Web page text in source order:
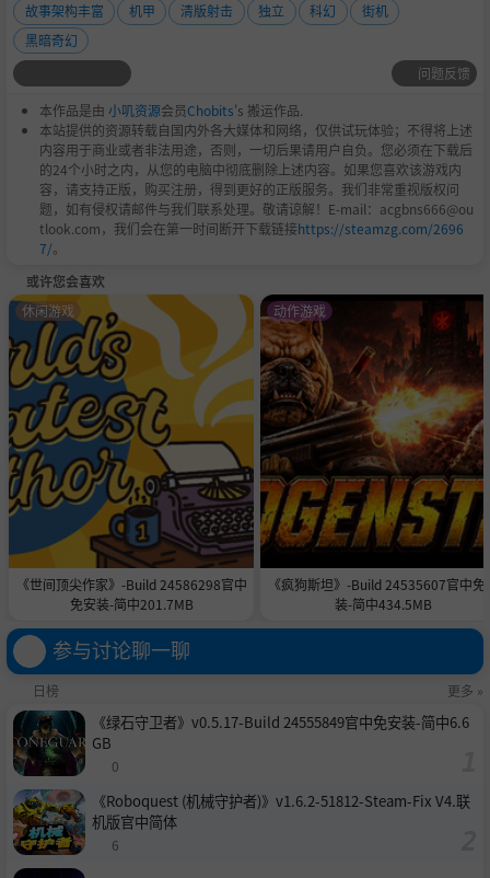
对STG很熟悉的VTuber・マシーナリーとも子、
作为合作自机登场。
另外，于Henteko Doujin（预定）发售的STG，GRAND
CROSS: ReNOVATION以及Blue Sabers: Early Mission
的2种自机也客串参战。
和所有的BOSS战斗的BOSS RUSH模式、高难度的额外模
式。
一边完成内容是游戏系统的题目，一边学习的任务模式，
共30个关卡。
可以阅览随游戏进行而解锁的插图与世界观设定的档案室
模式。
大受好评的前作所有BGM重新录制，还加入了新的曲
目。
收录了神秘的迷你游戏Laser Maiden 2。
通过解锁机体和游戏模式的系统来反复享受游戏的高可玩
性。
新加入了振动功能与成就系统。
故事架构丰富
机甲 清版射击 独立 科幻
街机
黑暗奇幻
问题反馈
本作品是由 小叽资源会员Chobits's 搬运作品.
本站提供的资源转载自国内外各大媒体和网络，仅供试玩体验；不得将上述
内容用于商业或者非法用途，否则，一切后果请用户自负。您必须在下载后
的24个小时之内，从您的电脑中彻底删除上述内容。如果您喜欢该游戏内
容，请支持正版，购买注册，得到更好的正版服务。我们非常重视版权问
题，如有侵权请邮件与我们联系处理。敬请谅解！E-mail：acgbns666@ou
tlook.com，我们会在第一时间断开下载链接https://steamzg.com/2696
7/。
或许您会喜欢
《世间顶尖作家》-Build 24586298官中
免安装-简中201.7MB
休闲游戏
《疯狗斯坦》-Build 24535607官中免
装-简中434.5MB
动作游戏
参与讨论聊一聊
日榜 更多 »
《绿石守卫者》v0.5.17-Build 24555849官中免安装-简中6.6
GB
0
《Roboquest (机械守护者)》v1.6.2-51812-Steam-Fix V4.联
机版官中简体
6